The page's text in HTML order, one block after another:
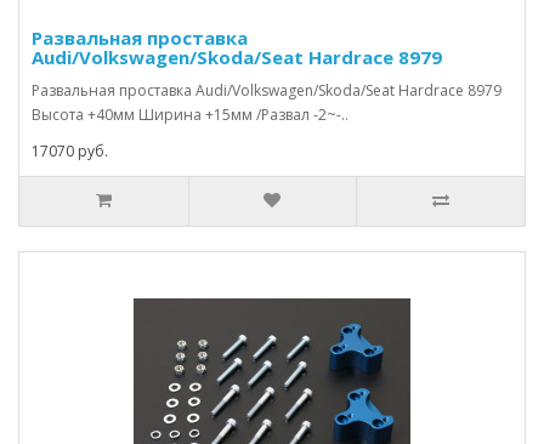
Развальная проставка
Audi/Volkswagen/Skoda/Seat Hardrace 8979
Развальная проставка Audi/Volkswagen/Skoda/Seat Hardrace 8979
Высота +40мм Ширина +15мм /Развал -2~-..
17070 руб.